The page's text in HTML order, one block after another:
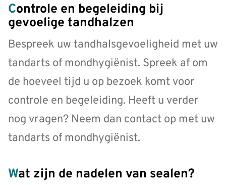
Controle en begeleiding bij
gevoelige tandhalzen
Bespreek uw tandhalsgevoeligheid met uw
tandarts of mondhygiënist. Spreek af om
de hoeveel tijd u op bezoek komt voor
controle en begeleiding. Heeft u verder
nog vragen? Neem dan contact op met uw
tandarts of mondhygiënist.
Wat zijn de nadelen van sealen?